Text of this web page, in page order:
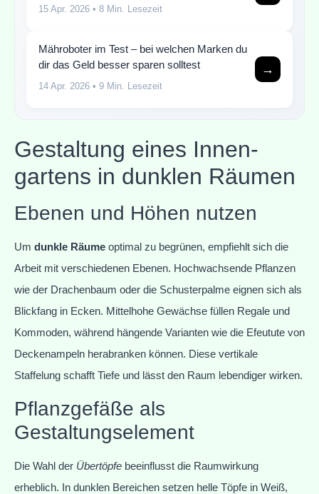
15 Apr. 2026 • 8 Min. Lesezeit
Mähroboter im Test – bei welchen Marken du
dir das Geld besser sparen solltest
14 Apr. 2026 • 9 Min. Lesezeit
→
Gestaltung eines Innen-
gartens in dunklen Räumen
Ebenen und Höhen nutzen
Um dunkle Räume optimal zu begrünen, empfiehlt sich die
Arbeit mit verschiedenen Ebenen. Hochwachsende Pflanzen
wie der Drachenbaum oder die Schusterpalme eignen sich als
Blickfang in Ecken. Mittelhohe Gewächse füllen Regale und
Kommoden, während hängende Varianten wie die Efeutute von
Deckenampeln herabranken können. Diese vertikale
Staffelung schafft Tiefe und lässt den Raum lebendiger wirken.
Pflanzgefäße als
Gestaltungselement
Die Wahl der Übertöpfe beeinflusst die Raumwirkung
erheblich. In dunklen Bereichen setzen helle Töpfe in Weiß,